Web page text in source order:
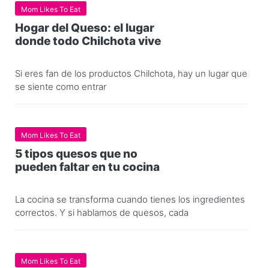
Mom Likes To Eat
Hogar del Queso: el lugar
donde todo Chilchota vive
Si eres fan de los productos Chilchota, hay un lugar que
se siente como entrar
Mom Likes To Eat
5 tipos quesos que no
pueden faltar en tu cocina
La cocina se transforma cuando tienes los ingredientes
correctos. Y si hablamos de quesos, cada
Mom Likes To Eat